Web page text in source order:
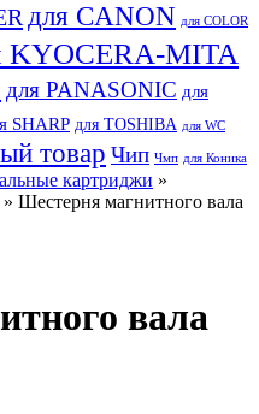
для CANON для COLOR
KYOCERA-MITA
для PANASONIC для
SHARP для TOSHIBA для WC
товар Чип Чмп для Коника
картриджи »
» Шестерня магнитного вала
вала